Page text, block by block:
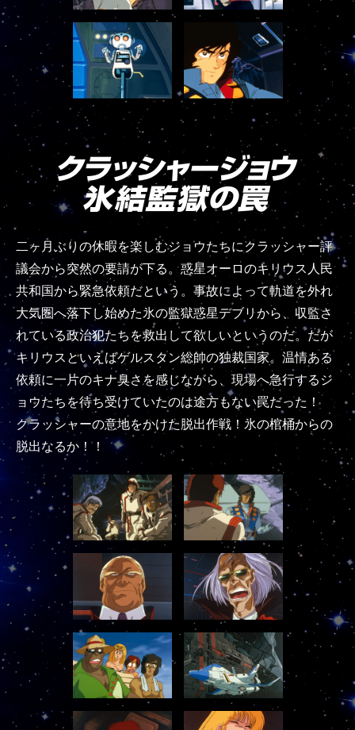
二ヶ月ぶりの休暇を楽しむジョウたちにクラッシャー評
議会から突然の要請が下る。惑星オーロのキリウス人民
共和国から緊急依頼だという。事故によって軌道を外れ
大気圏へ落下し始めた氷の監獄惑星デブリから、収監さ
れている政治犯たちを救出して欲しいというのだ。だが
キリウスといえばゲルスタン総帥の独裁国家。温情ある
依頼に一片のキナ臭さを感じながら、現場へ急行するジ
ョウたちを待ち受けていたのは途方もない罠だった！
クラッシャーの意地をかけた脱出作戦！氷の棺桶からの
脱出なるか！！